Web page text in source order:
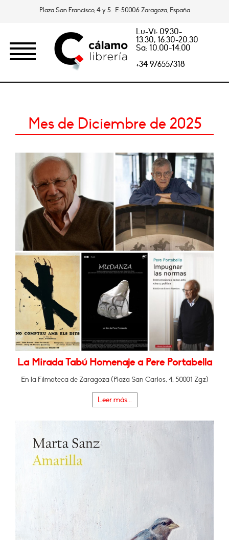
Plaza San Francisco, 4 y 5. E-50006 Zaragoza, España
Lu-Vi: 09.30-
13.30, 16.30-20.30
Sa: 10.00-14.00
+34 976557318
Mes de Diciembre de 2025
La Mirada Tabú Homenaje a Pere Portabella
En la Filmoteca de Zaragoza (Plaza San Carlos, 4, 50001 Zgz)
Leer más...